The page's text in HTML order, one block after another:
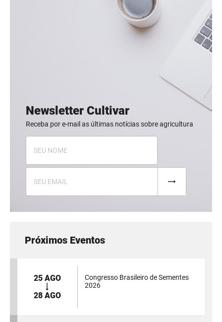
Newsletter Cultivar
Receba por e-mail as últimas notícias sobre agricultura
Próximos Eventos
25 AGO
28 AGO
Congresso Brasileiro de Sementes
2026